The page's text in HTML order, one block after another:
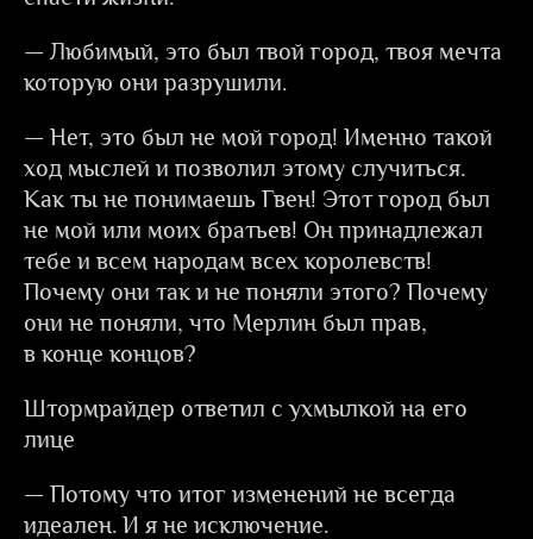
— Любимый, это был твой город, твоя мечта
которую они разрушили.
— Нет, это был не мой город! Именно такой
ход мыслей и позволил этому случиться.
Как ты не понимаешь Гвен! Этот город был
не мой или моих братьев! Он принадлежал
тебе и всем народам всех королевств!
Почему они так и не поняли этого? Почему
они не поняли, что Мерлин был прав,
в конце концов?
Штормрайдер ответил с ухмылкой на его
лице
— Потому что итог изменений не всегда
идеален. И я не исключение.